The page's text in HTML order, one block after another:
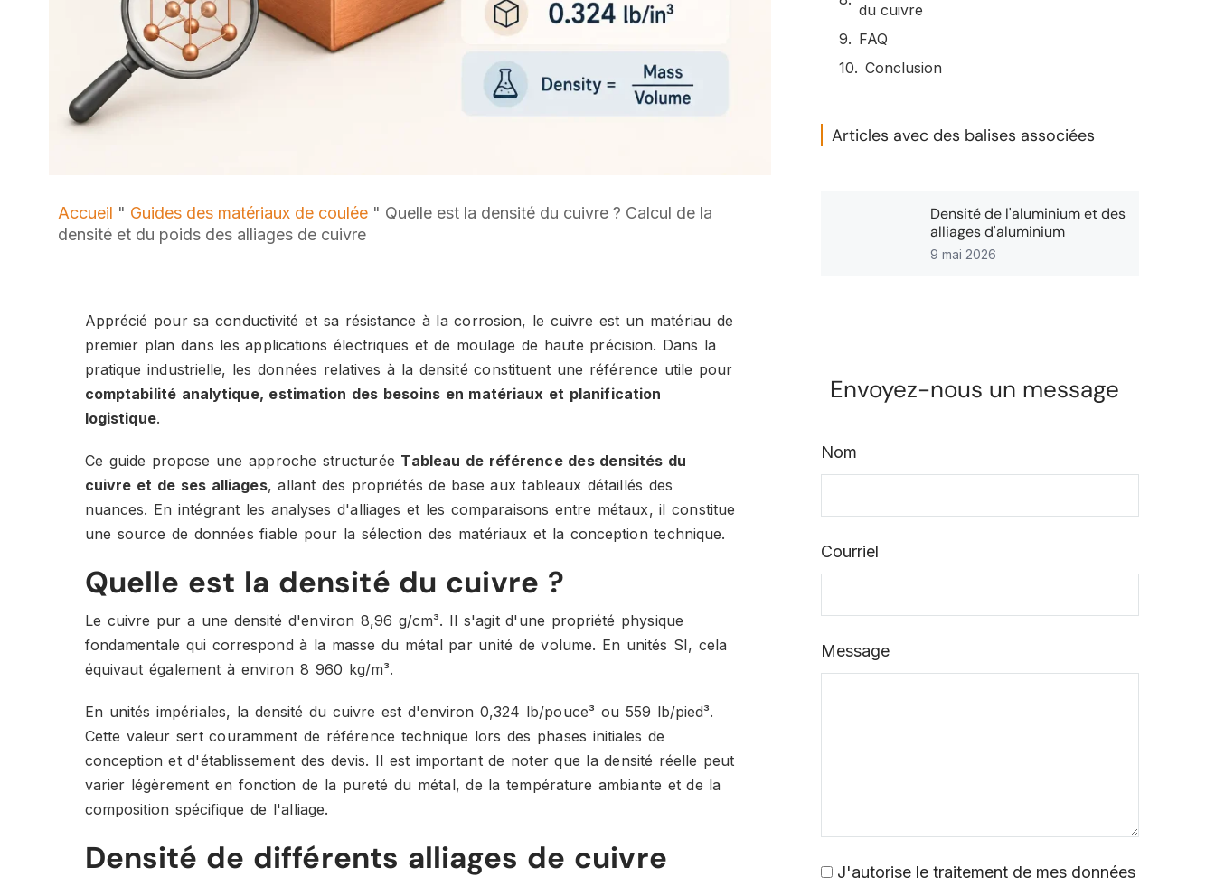
Accueil " Guides des matériaux de coulée" Quelle est la densité du cuivre ? Calcul de la
densité et du poids des alliages de cuivre
Apprécié pour sa conductivité et sa résistance à la corrosion, le cuivre est un matériau de
premier plan dans les applications électriques et de moulage de haute précision. Dans la
pratique industrielle, les données relatives à la densité constituent une référence utile pour
comptabilité analytique, estimation des besoins en matériaux et planification
logistique.
Ce guide propose une approche structurée Tableau de référence des densités du
cuivre et de ses alliages, allant des propriétés de base aux tableaux détaillés des
nuances. En intégrant les analyses d'alliages et les comparaisons entre métaux, il constitue
une source de données fiable pour la sélection des matériaux et la conception technique.
Quelle est la densité du cuivre ?
Le cuivre pur a une densité d'environ 8,96 g/cm³. Il s'agit d'une propriété physique
fondamentale qui correspond à la masse du métal par unité de volume. En unités SI, cela
équivaut également à environ 8 960 kg/m³.
En unités impériales, la densité du cuivre est d'environ 0,324 lb/pouce³ ou 559 lb/pied³.
Cette valeur sert couramment de référence technique lors des phases initiales de
conception et d'établissement des devis. Il est important de noter que la densité réelle peut
varier légèrement en fonction de la pureté du métal, de la température ambiante et de la
composition spécifique de l'alliage.
Densité de différents alliages de cuivre
du cuivre
FAQ
Conclusion
Articles avec des balises associées
Densité de l'aluminium et des
alliages d'aluminium
9 mai 2026
Envoyez-nous un message
Nom
Courriel
Message
J'autorise le traitement de mes données